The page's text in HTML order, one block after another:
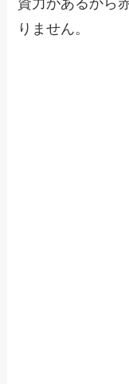
りません。